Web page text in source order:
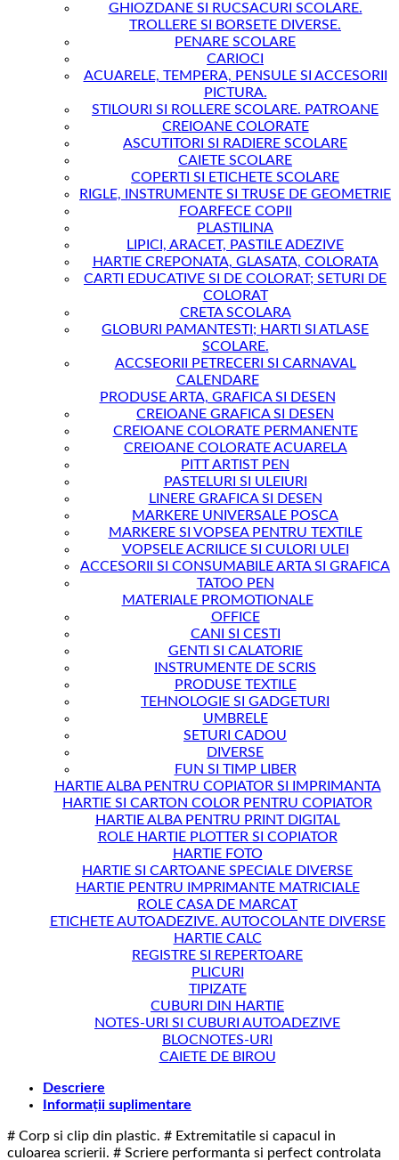
GHIOZDANE SI RUCSACURI SCOLARE.
TROLLERE SI BORSETE DIVERSE.
PENARE SCOLARE
CARIOCI
ACUARELE, TEMPERA, PENSULE SI ACCESORII
PICTURA.
STILOURI SI ROLLERE SCOLARE. PATROANE
CREIOANE COLORATE
ASCUTITORI SI RADIERE SCOLARE
CAIETE SCOLARE
COPERTI SI ETICHETE SCOLARE
RIGLE, INSTRUMENTE SI TRUSE DE GEOMETRIE
FOARFECE COPII
PLASTILINA
LIPICI, ARACET, PASTILE ADEZIVE
HARTIE CREPONATA, GLASATA, COLORATA
CARTI EDUCATIVE SI DE COLORAT; SETURI DE
COLORAT
CRETA SCOLARA
GLOBURI PAMANTESTI; HARTI SI ATLASE
SCOLARE.
ACCSEORII PETRECERI SI CARNAVAL
CALENDARE
PRODUSE ARTA, GRAFICA SI DESEN
CREIOANE GRAFICA SI DESEN
CREIOANE COLORATE PERMANENTE
CREIOANE COLORATE ACUARELA
PITT ARTIST PEN
PASTELURI SI ULEIURI
LINERE GRAFICA SI DESEN
MARKERE UNIVERSALE POSCA
MARKERE SI VOPSEA PENTRU TEXTILE
VOPSELE ACRILICE SI CULORI ULEI
ACCESORII SI CONSUMABILE ARTA SI GRAFICA
TATOO PEN
MATERIALE PROMOTIONALE
OFFICE
CANI SI CESTI
GENTI SI CALATORIE
INSTRUMENTE DE SCRIS
PRODUSE TEXTILE
TEHNOLOGIE SI GADGETURI
UMBRELE
SETURI CADOU
DIVERSE
FUN SI TIMP LIBER
HARTIE ALBA PENTRU COPIATOR SI IMPRIMANTA
HARTIE SI CARTON COLOR PENTRU COPIATOR
HARTIE ALBA PENTRU PRINT DIGITAL
ROLE HARTIE PLOTTER SI COPIATOR
HARTIE FOTO
HARTIE SI CARTOANE SPECIALE DIVERSE
HARTIE PENTRU IMPRIMANTE MATRICIALE
ROLE CASA DE MARCAT
ETICHETE AUTOADEZIVE. AUTOCOLANTE DIVERSE
HARTIE CALC
REGISTRE SI REPERTOARE
PLICURI
TIPIZATE
CUBURI DIN HARTIE
NOTES-URI SI CUBURI AUTOADEZIVE
BLOCNOTES-URI
CAIETE DE BIROU
Descriere
Informații suplimentare
# Corp si clip din plastic. # Extremitatile si capacul in
culoarea scrierii. # Scriere performanta si perfect controlata